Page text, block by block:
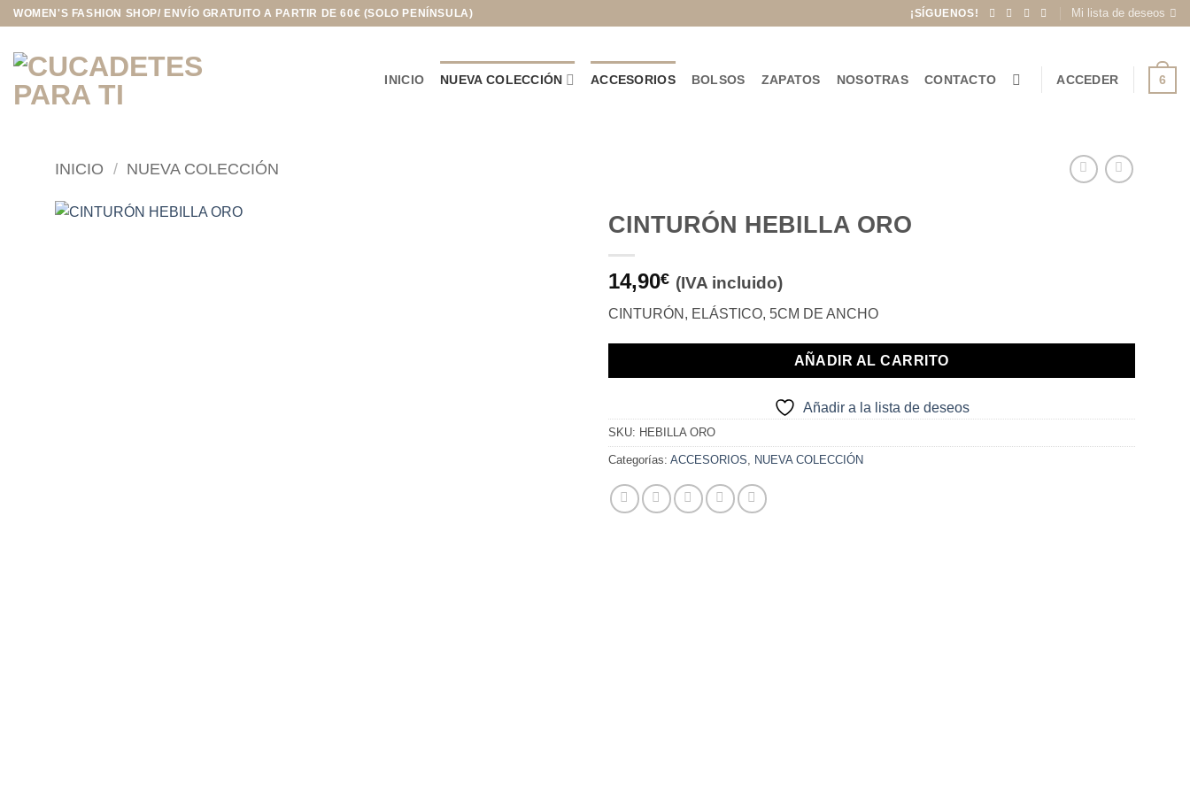
Saltar
contenido
WOMEN'S FASHION SHOP/ ENVÍO GRATUITO A PARTIR DE 60€ (SOLO PENÍNSULA) ¡SÍGUENOS! Mi lista de deseos
INICIO NUEVA COLECCIÓN ACCESORIOS BOLSOS ZAPATOS NOSOTRAS CONTACTO ACCEDER 6
INICIO / NUEVA COLECCIÓN
CINTURÓN HEBILLA ORO
14,90€ (IVA incluido)
CINTURÓN, ELÁSTICO, 5CM DE ANCHO
AÑADIR AL CARRITO
Añadir a la lista de deseos
SKU: HEBILLA ORO
Categorías: ACCESORIOS NUEVA COLECCIÓN